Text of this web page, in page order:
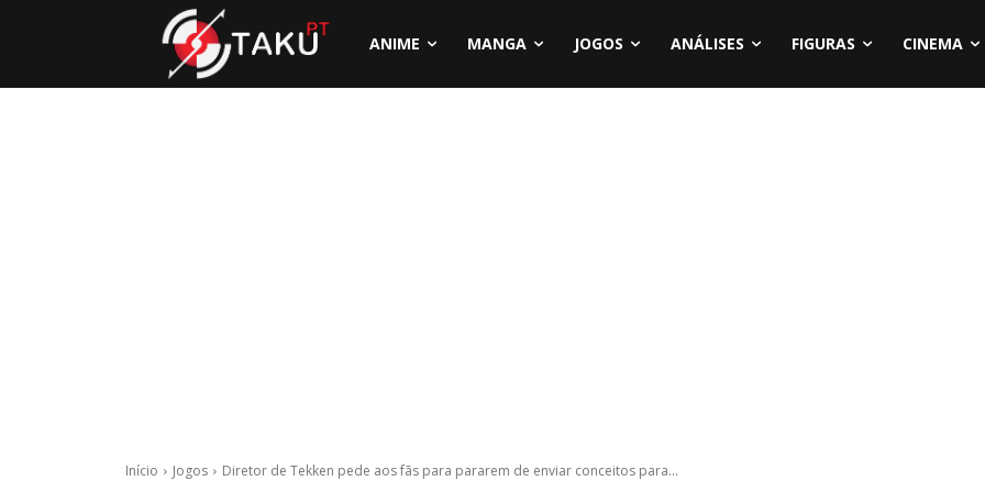
ANIME MANGA JOGOS ANÁLISES FIGURAS CINEMA
Início Jogos Diretor de Tekken pede aos fãs para pararem de enviar conceitos para...